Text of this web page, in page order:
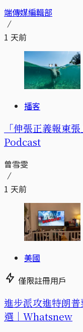
端傳媒編輯部
1 天前
播客
「伸張正義報東
Podcast
曾雪雯
1 天前
美國
僅限註冊用戶
進步派攻進特朗
選｜Whatsnew